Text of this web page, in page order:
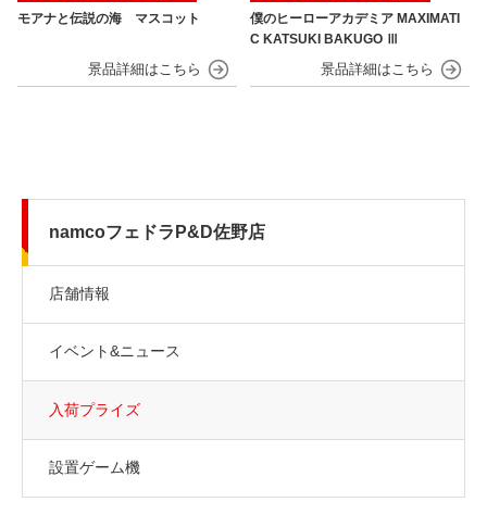
モアナと伝説の海 マスコット
僕のヒーローアカデミア MAXIMATI
C KATSUKI BAKUGO Ⅲ
namcoフェドラP&D佐野店
店舗情報
イベント&ニュース
入荷プライズ
設置ゲーム機